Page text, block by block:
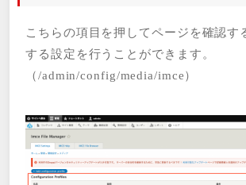
こちらの項目を押してページを確認す
する設定を行うことができます。
（/admin/config/media/imce）